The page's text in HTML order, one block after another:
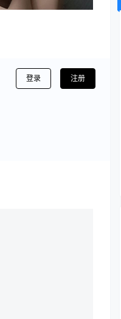
登录 注册